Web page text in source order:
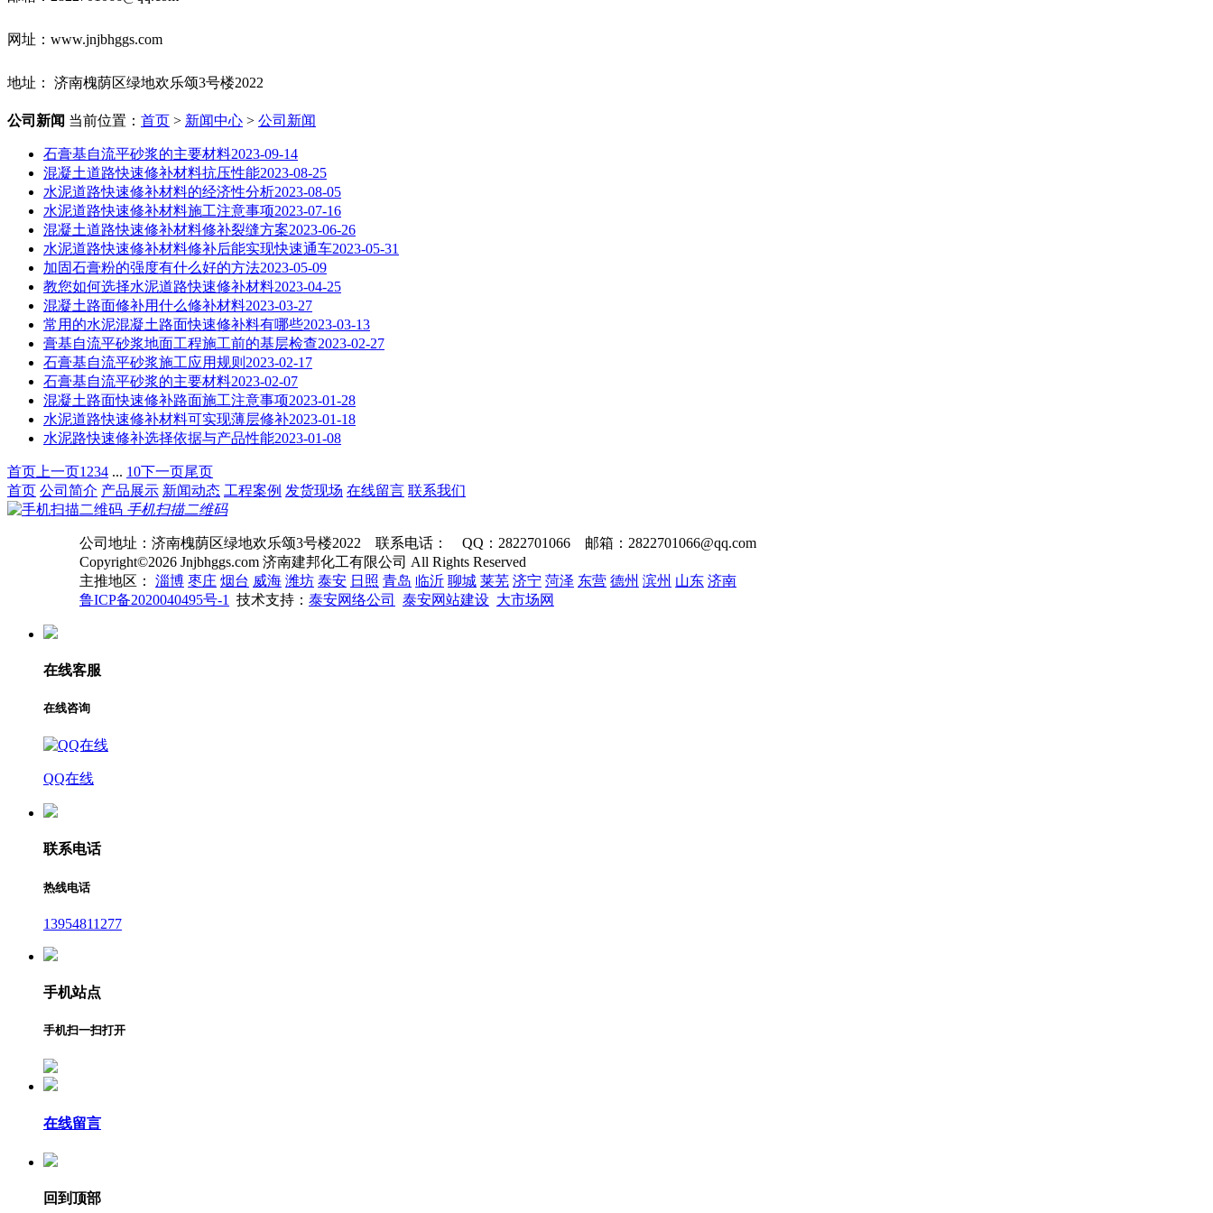
网址：www.jnjbhggs.com
地址： 济南槐荫区绿地欢乐颂3号楼2022
公司新闻 当前位置： 首页 > 新闻中心 > 公司新闻
石膏基自流平砂浆的主要材料2023-09-14
混凝土道路快速修补材料抗压性能2023-08-25
水泥道路快速修补材料的经济性分析2023-08-05
水泥道路快速修补材料施工注意事项2023-07-16
混凝土道路快速修补材料修补裂缝方案2023-06-26
水泥道路快速修补材料修补后能实现快速通车2023-05-31
加固石膏粉的强度有什么好的方法2023-05-09
教您如何选择水泥道路快速修补材料2023-04-25
混凝土路面修补用什么修补材料2023-03-27
常用的水泥混凝土路面快速修补料有哪些2023-03-13
膏基自流平砂浆地面工程施工前的基层检查2023-02-27
石膏基自流平砂浆施工应用规则 2023-02-17
石膏基自流平砂浆的主要材料2023-02-07
混凝土路面快速修补路面施工注意事项2023-01-28
水泥道路快速修补材料可实现薄层修补2023-01-18
水泥路快速修补选择依据与产品性能2023-01-08
首页 上一页1 234 ... 10下一页尾页
首页 公司简介 产品展示 新闻动态 工程案例 发货现场 在线留言 联系我们
手机扫描二维码
公司地址：济南槐荫区绿地欢乐颂3号楼2022 联系电话： QQ：2822701066 邮箱：2822701066@qq.com
Copyright©2026 Jnjbhggs.com 济南建邦化工有限公司 All Rights Reserved
主推地区： 淄博 枣庄 烟台 威海 潍坊 泰安 日照 青岛 临沂 聊城 莱芜 济宁 菏泽 东营 德州 滨州 山东 济南
鲁ICP备2020040495号-1
技术支持： 泰安网络公司 泰安网站建设 大市场网
在线客服
在线咨询
QQ在线
联系电话
热线电话
13954811277
手机站点
手机扫一扫打开
在线留言
回到顶部